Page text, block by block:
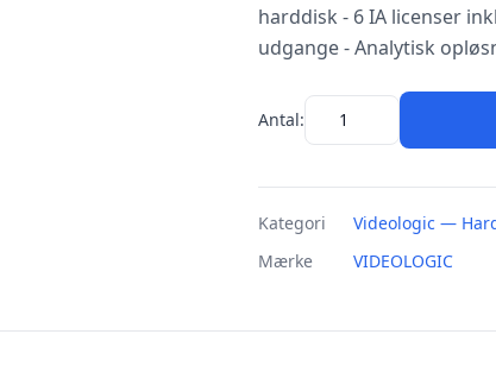
harddisk - 6 IA licenser
udgange - Analytisk
Antal:
Kategori
Videologic —
Mærke
VIDEOLOGIC